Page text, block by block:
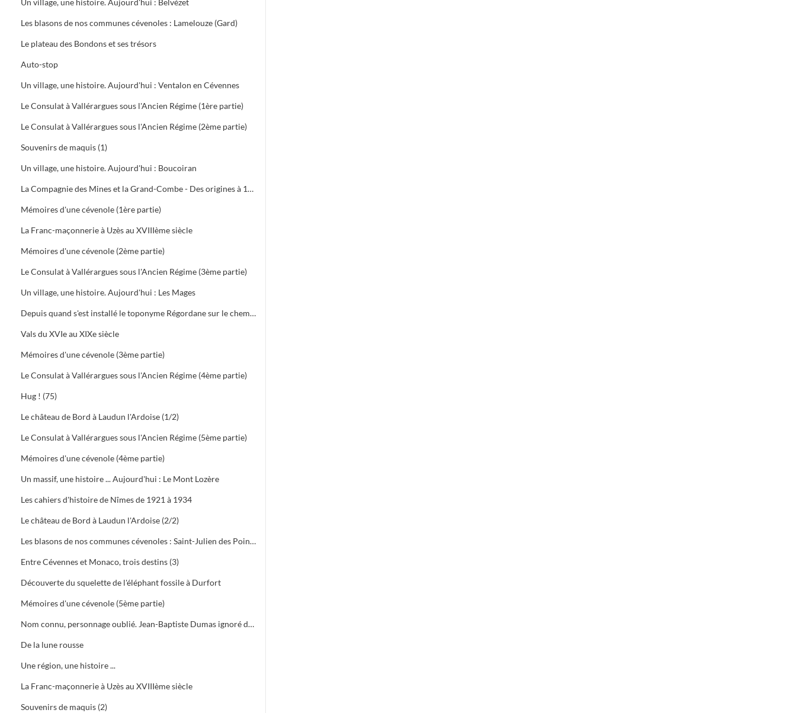
Un village, une histoire. Aujourd'hui : Belvézet
Les blasons de nos communes cévenoles : Lamelouze (Gard)
Le plateau des Bondons et ses trésors
Auto-stop
Un village, une histoire. Aujourd'hui : Ventalon en Cévennes
Le Consulat à Vallérargues sous l'Ancien Régime (1ère partie)
Le Consulat à Vallérargues sous l'Ancien Régime (2ème partie)
Souvenirs de maquis (1)
Un village, une histoire. Aujourd'hui : Boucoiran
La Compagnie des Mines et la Grand-Combe - Des origines à 1939 (11)
Mémoires d'une cévenole (1ère partie)
La Franc-maçonnerie à Uzès au XVIIIème siècle
Mémoires d'une cévenole (2ème partie)
Le Consulat à Vallérargues sous l'Ancien Régime (3ème partie)
Un village, une histoire. Aujourd'hui : Les Mages
Depuis quand s'est installé le toponyme Régordane sur le chemin du Puy à Saint-Gilles ?
Vals du XVIe au XIXe siècle
Mémoires d'une cévenole (3ème partie)
Le Consulat à Vallérargues sous l'Ancien Régime (4ème partie)
Hug ! (75)
Le château de Bord à Laudun l'Ardoise (1/2)
Le Consulat à Vallérargues sous l'Ancien Régime (5ème partie)
Mémoires d'une cévenole (4ème partie)
Un massif, une histoire ... Aujourd'hui : Le Mont Lozère
Les cahiers d'histoire de Nîmes de 1921 à 1934
Le château de Bord à Laudun l'Ardoise (2/2)
Les blasons de nos communes cévenoles : Saint-Julien des Points (Lozère)
Entre Cévennes et Monaco, trois destins (3)
Découverte du squelette de l'éléphant fossile à Durfort
Mémoires d'une cévenole (5ème partie)
Nom connu, personnage oublié. Jean-Baptiste Dumas ignoré des alésiens. Alphonse Lavallée aussi inconnu chez les vignerons
De la lune rousse
Une région, une histoire ...
La Franc-maçonnerie à Uzès au XVIIIème siècle
Souvenirs de maquis (2)